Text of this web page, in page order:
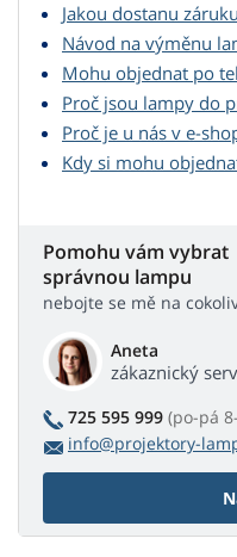
Jakou dostanu
Návod na výměnu
Mohu objednat po
Proč jsou lampy do
Proč je u nás v e-
Kdy si mohu
Pomohu vám vybrat
správnou lampu
nebojte se mě na
Aneta
zákaznický
725 595 999 (po-pá
info@projektory-